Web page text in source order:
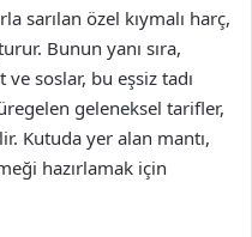
sarılan özel kıymalı harç,
Bunun yanı sıra,
soslar, bu eşsiz tadı
geleneksel tarifler,
Kutuda yer alan mantı,
hazırlamak için